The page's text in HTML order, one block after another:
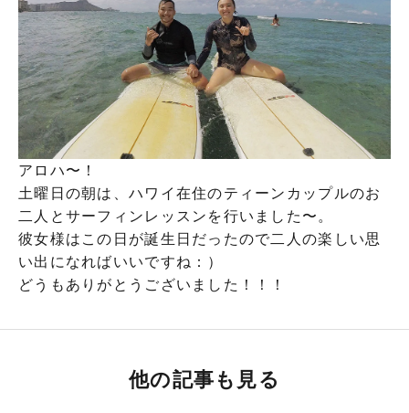
アロハ〜！
土曜日の朝は、ハワイ在住のティーンカップルのお
二人とサーフィンレッスンを行いました〜。
彼女様はこの日が誕生日だったので二人の楽しい思
い出になればいいですね：）
どうもありがとうございました！！！
他の記事も見る